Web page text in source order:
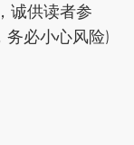
诚供读者参
务必小心风险)